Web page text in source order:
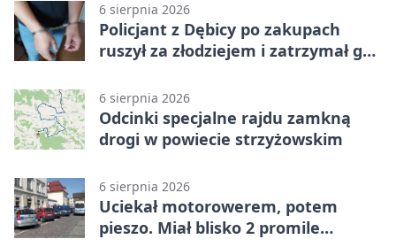
6 sierpnia 2026
Policjant z Dębicy po zakupach
ruszył za złodziejem i zatrzymał go
6 sierpnia 2026
Odcinki specjalne rajdu zamkną
drogi w powiecie strzyżowskim
6 sierpnia 2026
Uciekał motorowerem, potem
pieszo. Miał blisko 2 promile